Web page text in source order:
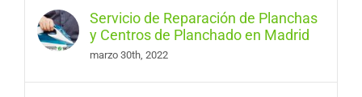
Servicio de Reparación de Planchas
y Centros de Planchado en Madrid
marzo 30th, 2022